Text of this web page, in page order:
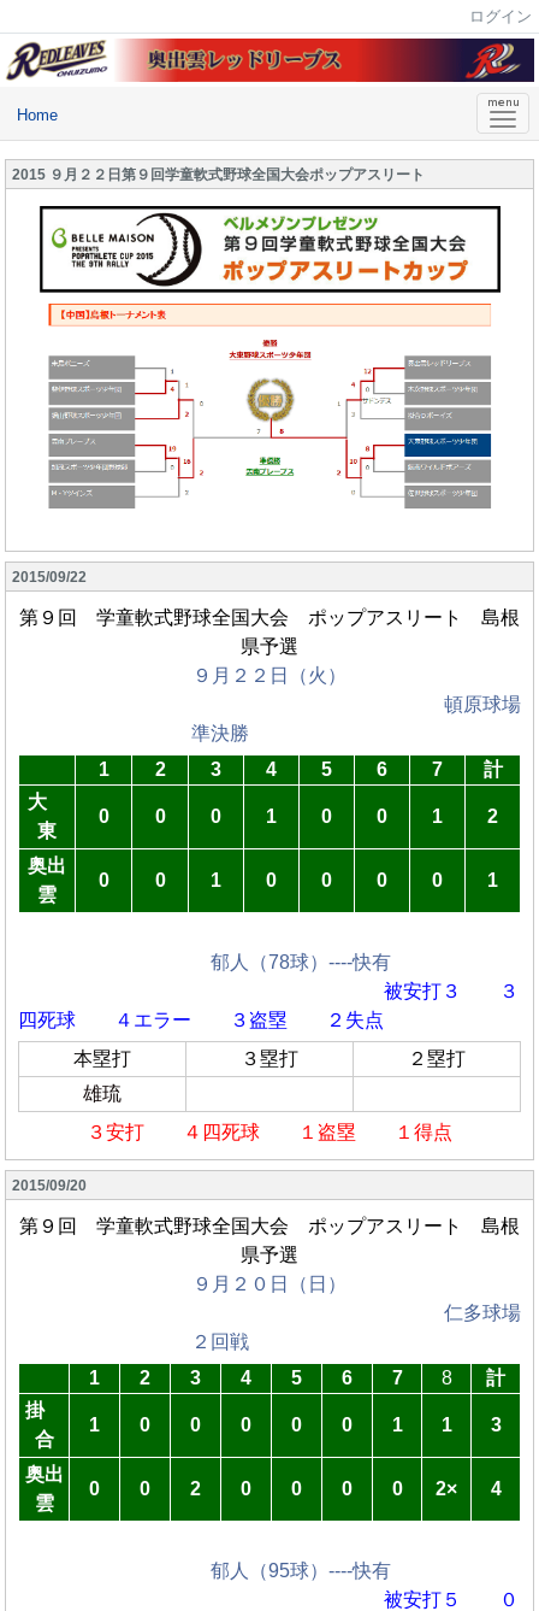
ログイン
Home
2015 ９月２２日第９回学童軟式野球全国大会ポップアスリート
2015/09/22
第９回 学童軟式野球全国大会 ポップアスリート 島根
県予選
９月２２日（火）
頓原球場
準決勝
1
2 3 4 5 6 7
計
大
東
0 0 0 1 0 0 1 2
奥出
雲
0 0 1 0 0 0 0 1
郁人（78球）----快有
被安打３ ３
四死球
４エラー ３盗塁 ２失点
本塁打
３塁打
２塁打
雄琉
３安打 ４四死球 １盗塁 １得点
2015/09/20
第９回 学童軟式野球全国大会 ポップアスリート 島根
県予選
９月２０日（日）
仁多球場
２回戦
1
2 3 4 5 6 7 8
計
掛
合
1 0 0 0 0 0 1 1 3
奥出
雲
0 0 2 0 0 0 0 2× 4
郁人（95球）----快有
被安打５ ０